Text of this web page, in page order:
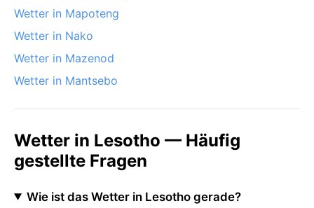
Wetter in Mapoteng
Wetter in Nako
Wetter in Mazenod
Wetter in Mantsebo
Wetter in Lesotho — Häufig
gestellte Fragen
Wie ist das Wetter in Lesotho gerade?